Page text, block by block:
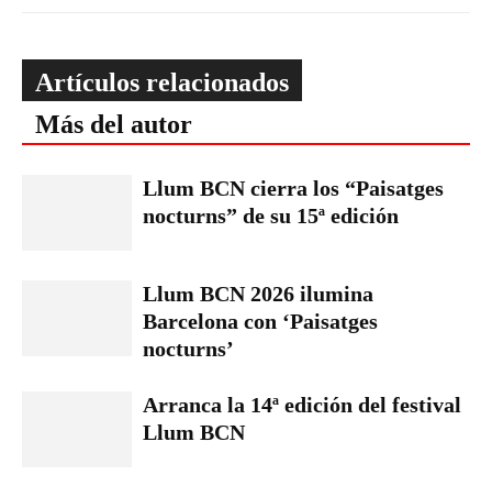
Artículos relacionados
Más del autor
Llum BCN cierra los “Paisatges
nocturns” de su 15ª edición
Llum BCN 2026 ilumina
Barcelona con ‘Paisatges
nocturns’
Arranca la 14ª edición del festival
Llum BCN